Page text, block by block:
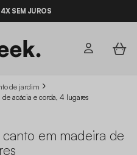
ATÉ -70%*
SEM JUROS
de jardim
acácia e corda, 4 lugares
em madeira de